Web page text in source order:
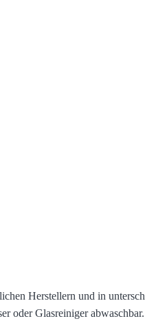
Herstellern und in
oder Glasreiniger abwaschbar.